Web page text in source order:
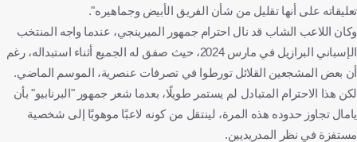
تعليقاته على أنها تقليل من شأن الفريق الأبيض وجماهيره".
وكان اللاعب الشاب قد نال احترام جمهور الميرينجي، عندما واجه المنتخب
الإسباني البرازيل في مارس 2024، حيث صفق له الجميع أثناء استبداله، رغم
أن بعض المشجعين القلائل تورطوا في تصرفات عنصرية، الموسم الماضي.
لكن هذا الاحترام المتبادل لم يستمر طويلًا، بعدما شعر جمهور "البرنابيو" بأن
يامال تجاوز حدوده هذه المرة، لينتقل من كونه لاعبًا موهوبًا إلى شخصية
مستفزة في نظر المدريديين.